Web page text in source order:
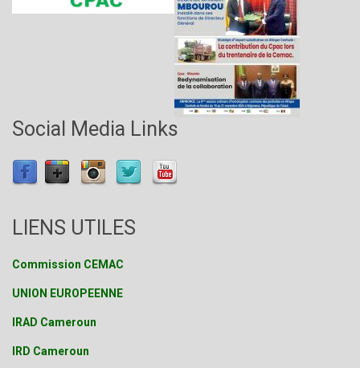
Social Media Links
LIENS UTILES
Commission CEMAC
UNION EUROPEENNE
IRAD Cameroun
IRD Cameroun